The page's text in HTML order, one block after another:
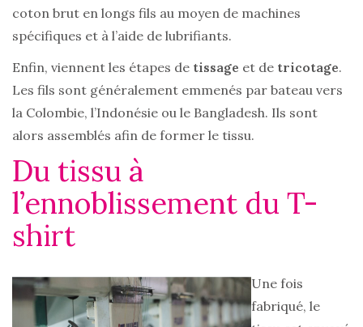
coton brut en longs fils au moyen de machines
spécifiques et à l’aide de lubrifiants.
Enfin, viennent les étapes de tissage et de tricotage.
Les fils sont généralement emmenés par bateau vers
la Colombie, l’Indonésie ou le Bangladesh. Ils sont
alors assemblés afin de former le tissu.
Du tissu à
l’ennoblissement du T-
shirt
Une fois
fabriqué, le